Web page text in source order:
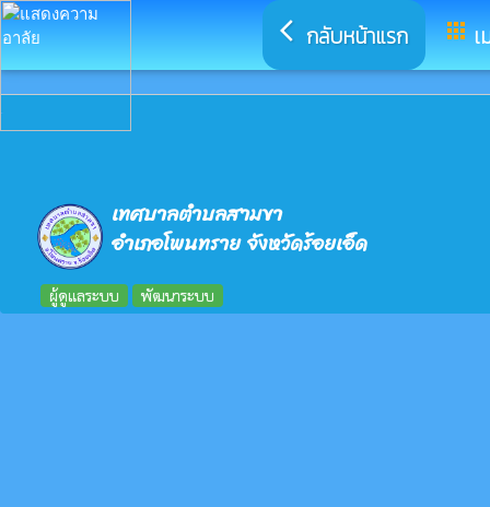
arrow_back_ios กลับหน้าแรก apps
เทศบาลตำบลสามขา
อำเภอโพนทราย จังหวัดร้อยเอ็ด
ผู้ดูแลระบบ พัฒนาระบบ